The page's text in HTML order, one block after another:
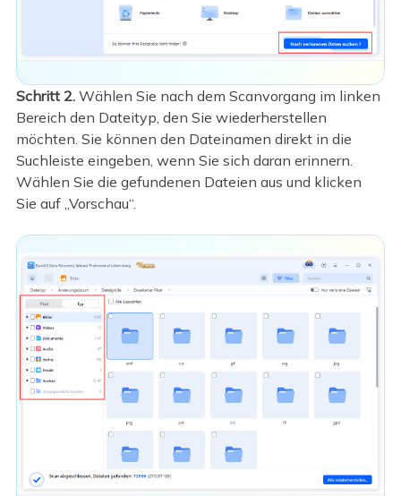
Schritt 2.Wählen Sie nach dem Scanvorgang im linken
Bereich den Dateityp, den Sie wiederherstellen
möchten. Sie können den Dateinamen direkt in die
Suchleiste eingeben, wenn Sie sich daran erinnern.
Wählen Sie die gefundenen Dateien aus und klicken
Sie auf „Vorschau“.